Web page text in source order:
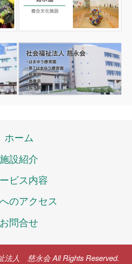
ホーム
施設紹介
ビス内容
のアクセス
お問合せ
法人 慈永会 All Rights Reserved.